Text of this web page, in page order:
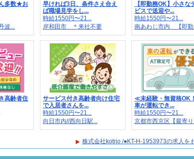
多数★お
波...
早ければ3日、条件さえ合え
ば職場見学をし...
時給1550円〜21...
岸和田市 ＊来社不要
【即勤務OK】小さな
ビスで送迎や...
時給1550円〜21...
南あわじ市内 【即勤
高齢者住
サービス付き高齢者向け住宅
で入居者さんを...
時給1550円〜21...
向日市内//西向日駅...
≪未経験・無資格OK
車が運転でき...
時給1550円〜21...
京都市西京区【最寄
株式会社kotrio /●KT-H-1953973の求人を